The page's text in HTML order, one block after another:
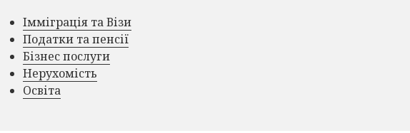
Імміграція та Візи
Податки та пенсії
Бізнес послуги
Нерухомість
Освіта